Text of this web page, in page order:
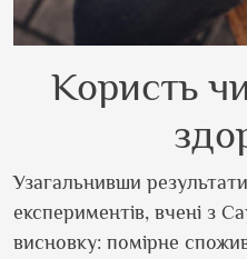
Користь
Узагальнивши
експериментів, вчені з
висновку: помірне